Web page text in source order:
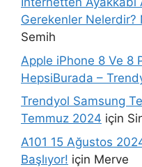
Gerekenler Nelerdir?
Semih
Apple iPhone 8 Ve 8
HepsiBurada –
Trendyol Samsung
Temmuz 2024 için
A101 15 Ağustos
Başlıyor! için Merve